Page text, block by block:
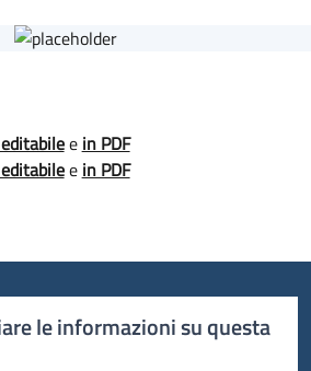
e in PDF
e in PDF
le informazioni su questa